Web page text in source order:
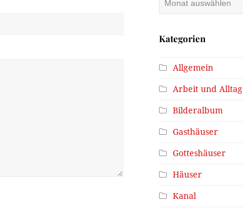
Kategorien
Allgemein
Arbeit und Alltag
Bilderalbum
Gasthäuser
Gotteshäuser
Häuser
Kanal